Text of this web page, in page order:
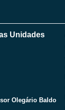
Unidades
Olegário Baldo